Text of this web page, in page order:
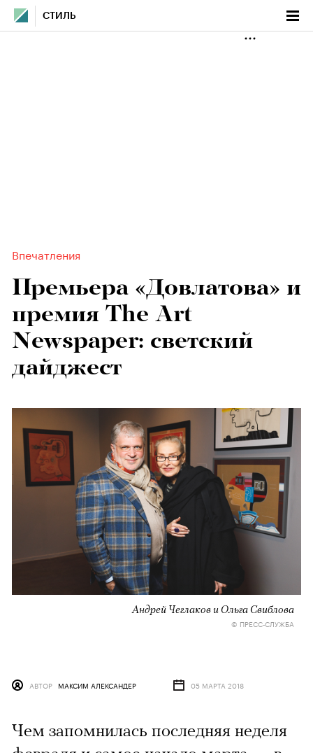
СТИЛЬ
Впечатления
Премьера «Довлатова» и
премия The Art
Newspaper: светский
дайджест
Андрей Чеглаков и Ольга Свиблова
© ПРЕСС-СЛУЖБА
АВТОР МАКСИМ АЛЕКСАНДЕР 05 МАРТА 2018
Чем запомнилась последняя неделя